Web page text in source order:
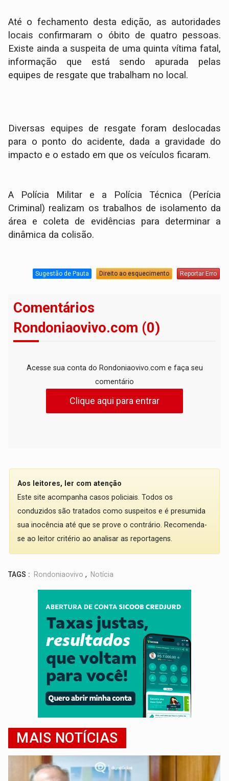
​Até o fechamento desta edição, as autoridades
locais confirmaram o óbito de quatro pessoas.
Existe ainda a suspeita de uma quinta vítima fatal,
informação que está sendo apurada pelas
equipes de resgate que trabalham no local.
Diversas equipes de resgate foram deslocadas
para o ponto do acidente, dada a gravidade do
impacto e o estado em que os veículos ficaram.
A Polícia Militar e a Polícia Técnica (Perícia
Criminal) realizam os trabalhos de isolamento da
área e coleta de evidências para determinar a
dinâmica da colisão.
Sugestão de Pauta Direito ao esquecimento Reportar Erro
Comentários
Rondoniaovivo.com (0)
Acesse sua conta do Rondoniaovivo.com e faça seu
comentário
Clique aqui para entrar
Aos leitores, ler com atenção
Este site acompanha casos policiais. Todos os
conduzidos são tratados como suspeitos e é presumida
sua inocência até que se prove o contrário. Recomenda-
se ao leitor critério ao analisar as reportagens.
TAGS : Rondoniaovivo , Notícia
MAIS NOTÍCIAS